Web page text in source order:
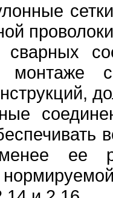
проволоки
сварных со
монтаже
ее